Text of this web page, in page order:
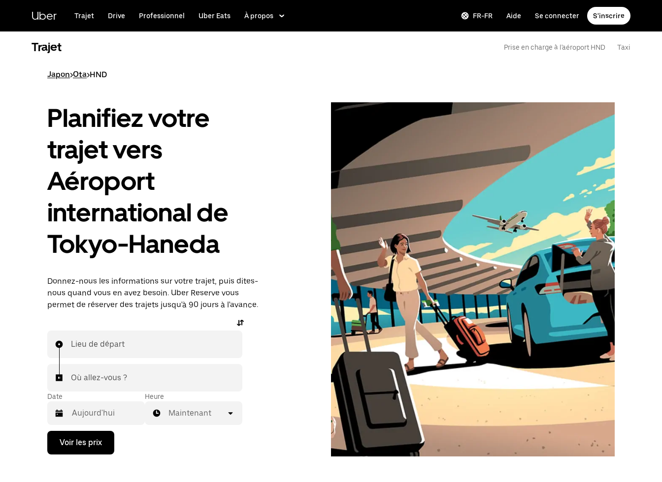
principal
Uber Trajet Drive Professionnel Uber Eats À propos FR-FR Aide Se connecter S'inscrire
Trajet Prise en charge à l'aéroport HND Taxi
Japon>Ota>HND
Planifiez votre
trajet vers
Aéroport
international de
Tokyo-Haneda
Donnez-nous les informations sur votre trajet, puis dites-
nous quand vous en avez besoin. Uber Reserve vous
permet de réserver des trajets jusqu'à 90 jours à l'avance.
Lieu de départ
Où allez-vous ?
Date
Appuyez
la
Heure
Maintenant
Voir les prix